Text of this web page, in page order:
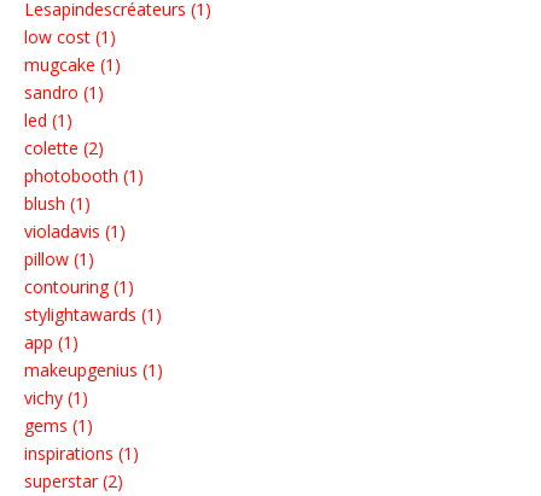
Lesapindescréateurs (1)
low cost (1)
mugcake (1)
sandro (1)
led (1)
colette (2)
photobooth (1)
blush (1)
violadavis (1)
pillow (1)
contouring (1)
stylightawards (1)
app (1)
makeupgenius (1)
vichy (1)
gems (1)
inspirations (1)
superstar (2)